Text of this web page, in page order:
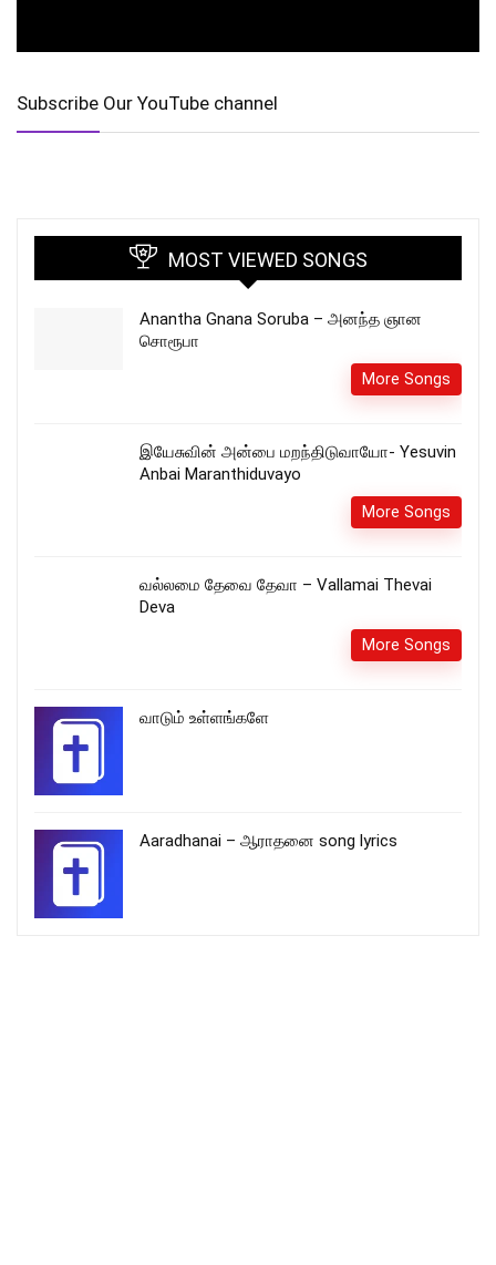
Subscribe Our YouTube channel
MOST VIEWED SONGS
Anantha Gnana Soruba – அனந்த ஞான
சொரூபா
More Songs
இயேசுவின் அன்பை மறந்திடுவாயோ- Yesuvin
Anbai Maranthiduvayo
More Songs
வல்லமை தேவை தேவா – Vallamai Thevai
Deva
More Songs
வாடும் உள்ளங்களே
Aaradhanai – ஆராதனை song lyrics